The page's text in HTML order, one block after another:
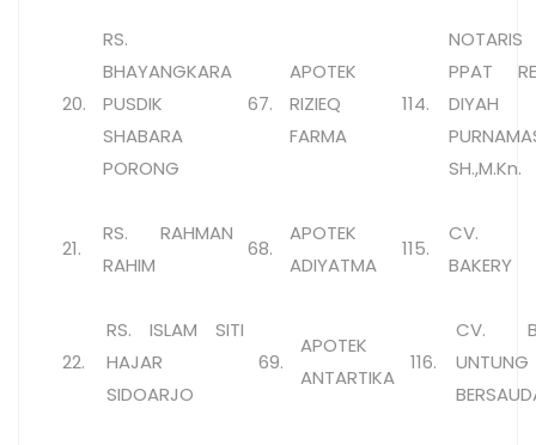
20.
RS.
BHAYANGKARA
PUSDIK
SHABARA
PORONG
67.
APOTEK
RIZIEQ
FARMA
114.
PPAT
DIYAH
SH.,M.Kn.
21.
RS. RAHMAN
RAHIM
68.
APOTEK
ADIYATMA
115.
CV.
BAKERY
22.
RS. ISLAM SITI
HAJAR
SIDOARJO
69.
APOTEK
ANTARTIKA
116.
CV.
UNTUNG